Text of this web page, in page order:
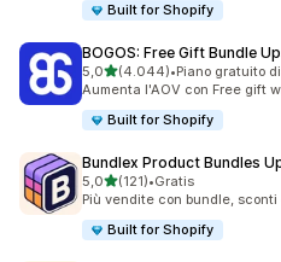
Built for Shopify
BOGOS: Free Gift Bundle
5,0stelle su 5
(4.044)
4044 recensioni totali
•Piano gratuito
Aumenta l'AOV con Free gift
Built for Shopify
Bundlex Product Bundles
5,0stelle su 5
(121)
121 recensioni totali
•Gratis
Più vendite con bundle,
Built for Shopify